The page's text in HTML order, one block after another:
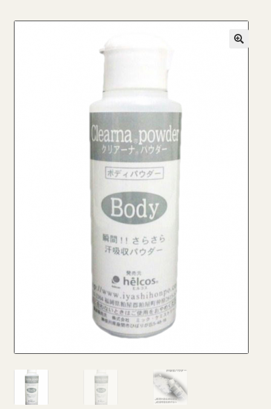
プライバシーポリシー
商品ラインナップ
特定商取引法に基づく表記
返品・払い戻しポリシー